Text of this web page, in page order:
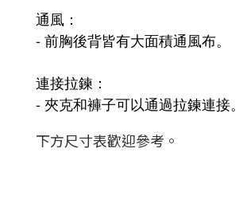
通風：
- 前胸後背皆有大面積通風布。
連接拉鍊：
- 夾克和褲子可以通過拉鍊連接。
下方尺寸表歡迎參考。